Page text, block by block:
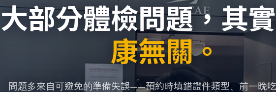
大部分體檢問題，其
康無關。
問題多來自可避免的準備失誤——預約時填錯證件類型、前一晚